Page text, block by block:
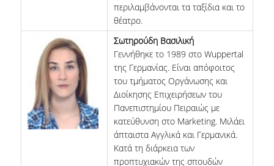
περιλαμβάνονται τα ταξίδια και το
θέατρο.
Σωτηρούδη Βασιλική
Γεννήθηκε το 1989 στο Wuppertal
της Γερμανίας. Είναι απόφοιτος
του τμήματος Οργάνωσης και
Διοίκησης Επιχειρήσεων του
Πανεπιστημίου Πειραιώς με
κατεύθυνση στο Marketing. Μιλάει
άπταιστα Αγγλικά και Γερμανικά.
Κατά τη διάρκεια των
προπτυχιακών της σπουδών